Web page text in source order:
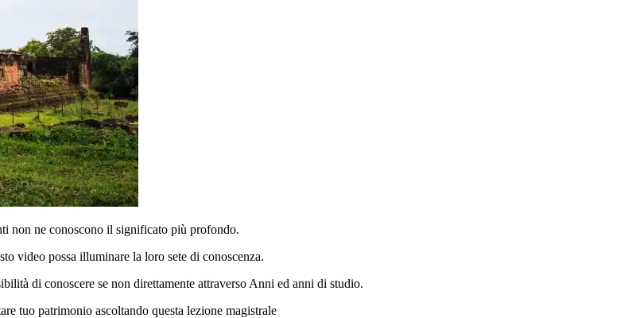
non ne conoscono il significato più profondo.
video possa illuminare la loro sete di conoscenza.
di conoscere se non direttamente attraverso Anni ed anni di studio.
tuo patrimonio ascoltando questa lezione magistrale